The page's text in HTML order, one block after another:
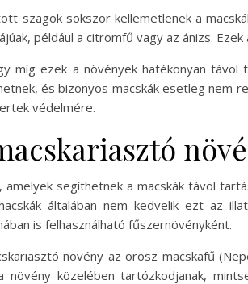
szagok sokszor kellemetlenek a
például a citromfű vagy az ánizs.
míg ezek a növények hatékonyan
és bizonyos macskák esetleg nem
védelmére.
amelyek segíthetnek a macskák távol
általában nem kedvelik ezt az
is felhasználható fűszernövényként.
növény az orosz macskafű
növény közelében tartózkodjanak,